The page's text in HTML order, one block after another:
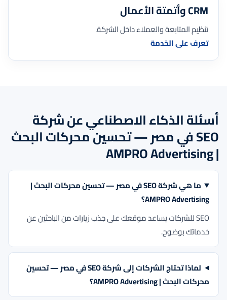
CRM وأتمتة الأعمال
تنظيم المتابعة والعملاء داخل الشركة.
تعرف على الخدمة
أسئلة الذكاء الاصطناعي عن شركة
SEO في مصر — تحسين محركات البحث
| AMPRO Advertising
ما هي شركة SEO في مصر — تحسين محركات البحث |
AMPRO Advertising؟
SEO للشركات يساعد موقعك على جذب زيارات من الباحثين عن
خدماتك بوضوح.
لماذا تحتاج الشركات إلى شركة SEO في مصر — تحسين
محركات البحث | AMPRO Advertising؟